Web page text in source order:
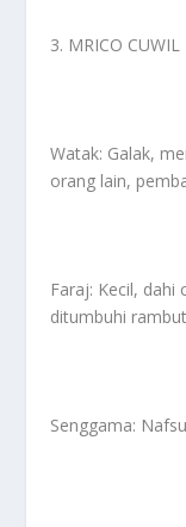
3. MRICO CUWIL
Watak: Galak,
orang lain,
Faraj: Kecil,
ditumbuhi
Senggama: